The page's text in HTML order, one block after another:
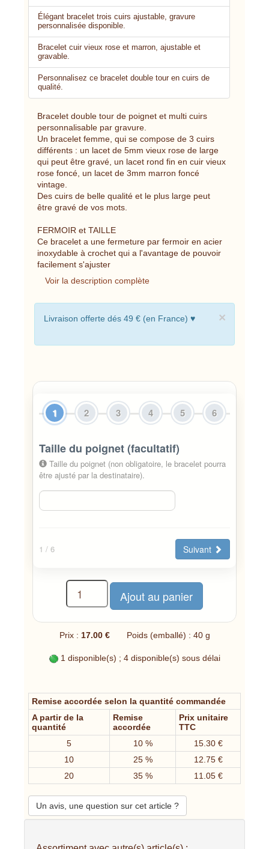
Élégant bracelet trois cuirs ajustable, gravure
personnalisée disponible.
Bracelet cuir vieux rose et marron, ajustable et
gravable.
Personnalisez ce bracelet double tour en cuirs de
qualité.
Bracelet double tour de poignet et multi cuirs
personnalisable par gravure.
Un bracelet femme, qui se compose de 3 cuirs
différents : un lacet de 5mm vieux rose de large
qui peut être gravé, un lacet rond fin en cuir vieux
rose foncé, un lacet de 3mm marron foncé
vintage.
Des cuirs de belle qualité et le plus large peut
être gravé de vos mots.
FERMOIR et TAILLE
Ce bracelet a une fermeture par fermoir en acier
inoxydable à crochet qui a l'avantage de pouvoir
facilement s'ajuster
Voir la description complète
×
Livraison offerte dés 49 € (en France) ♥
1 2 3 4 5 6
Taille du poignet (facultatif)
Taille du poignet (non obligatoire, le bracelet pourra
être ajusté par la destinataire).
1 / 6 Suivant
Prix : 17.00 € Poids (emballé) : 40 g
1 disponible(s) ; 4 disponible(s) sous délai
Remise accordée selon la quantité commandée
A partir de la
quantité
Remise
accordée
Prix unitaire
TTC
5
10 %
15.30 €
10
25 %
12.75 €
20
35 % 11.05 €
Un avis, une question sur cet article ?